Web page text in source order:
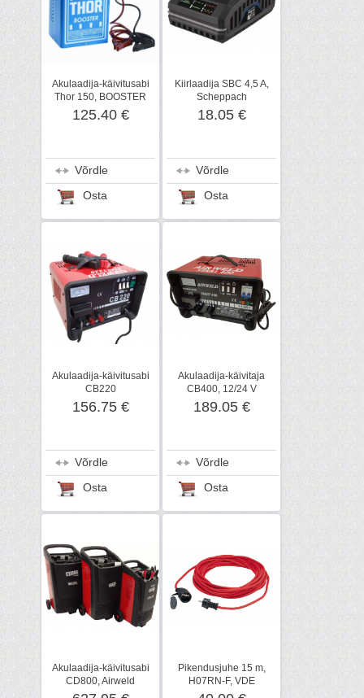
Akulaadija-käivitusabi
Thor 150, BOOSTER
125.40 €
Võrdle
Osta
Kiirlaadija SBC 4,5 A,
Scheppach
18.05 €
Võrdle
Osta
Akulaadija-käivitusabi
CB220
156.75 €
Võrdle
Osta
Akulaadija-käivitaja
CB400, 12/24 V
189.05 €
Võrdle
Osta
Akulaadija-käivitusabi
CD800, Airweld
Pikendusjuhe 15 m,
H07RN-F, VDE